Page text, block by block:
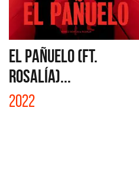
EL PAÑUELO (FT.
ROSALÍA)...
2022